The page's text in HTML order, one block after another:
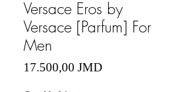
Versace Eros by
Versace [Parfum] For
Men
17.500,00 JMDPrecio